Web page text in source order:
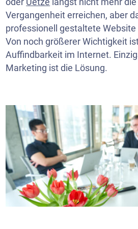
Vergangenheit erreichen, aber
professionell gestaltete
Von noch größerer Wichtigkeit
Auffindbarkeit im Internet.
Marketing ist die Lösung.